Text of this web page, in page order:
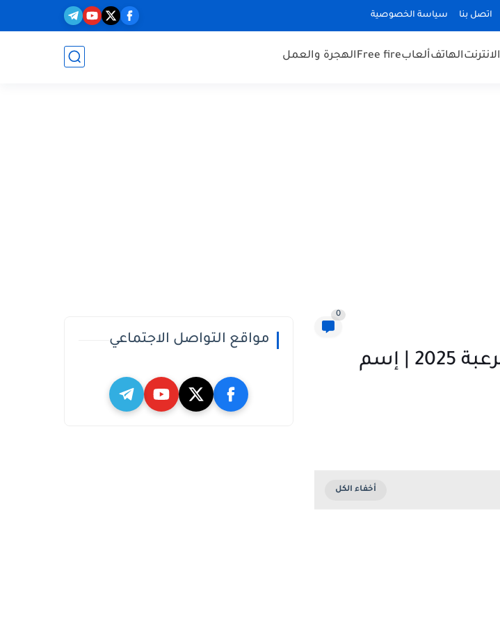
اتصل بنا سياسة الخصوصية
الانترنتالهاتفألعابFree fireالهجرة والعمل
0
أفضل أسماء كلاش اوف كلانس مزخرفة ومرعبة 2025 | إسم
مواقع التواصل الاجتماعي